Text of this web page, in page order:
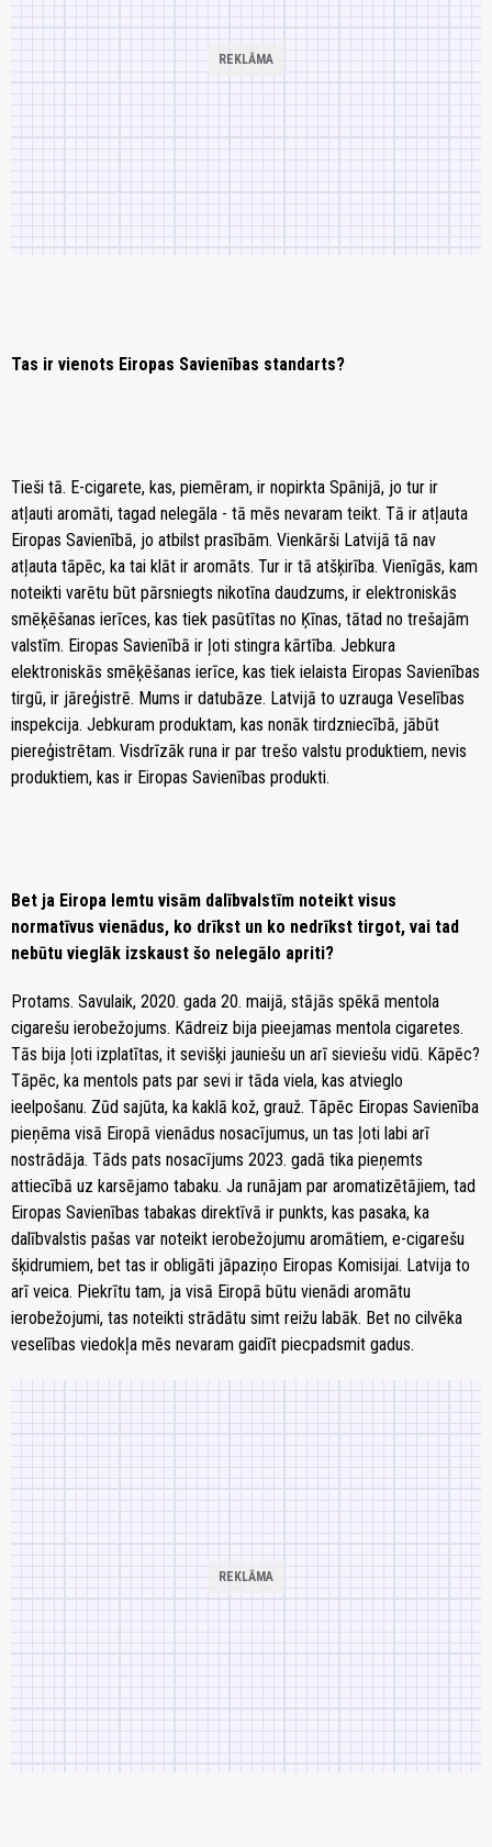
Tas ir vienots Eiropas Savienības standarts?
Tieši tā. E-cigarete, kas, piemēram, ir nopirkta Spānijā, jo tur ir
atļauti aromāti, tagad nelegāla - tā mēs nevaram teikt. Tā ir atļauta
Eiropas Savienībā, jo atbilst prasībām. Vienkārši Latvijā tā nav
atļauta tāpēc, ka tai klāt ir aromāts. Tur ir tā atšķirība. Vienīgās, kam
noteikti varētu būt pārsniegts nikotīna daudzums, ir elektroniskās
smēķēšanas ierīces, kas tiek pasūtītas no Ķīnas, tātad no trešajām
valstīm. Eiropas Savienībā ir ļoti stingra kārtība. Jebkura
elektroniskās smēķēšanas ierīce, kas tiek ielaista Eiropas Savienības
tirgū, ir jāreģistrē. Mums ir datubāze. Latvijā to uzrauga Veselības
inspekcija. Jebkuram produktam, kas nonāk tirdzniecībā, jābūt
piereģistrētam. Visdrīzāk runa ir par trešo valstu produktiem, nevis
produktiem, kas ir Eiropas Savienības produkti.
Bet ja Eiropa lemtu visām dalībvalstīm noteikt visus
normatīvus vienādus, ko drīkst un ko nedrīkst tirgot, vai tad
nebūtu vieglāk izskaust šo nelegālo apriti?
Protams. Savulaik, 2020. gada 20. maijā, stājās spēkā mentola
cigarešu ierobežojums. Kādreiz bija pieejamas mentola cigaretes.
Tās bija ļoti izplatītas, it sevišķi jauniešu un arī sieviešu vidū. Kāpēc?
Tāpēc, ka mentols pats par sevi ir tāda viela, kas atvieglo
ieelpošanu. Zūd sajūta, ka kaklā kož, grauž. Tāpēc Eiropas Savienība
pieņēma visā Eiropā vienādus nosacījumus, un tas ļoti labi arī
nostrādāja. Tāds pats nosacījums 2023. gadā tika pieņemts
attiecībā uz karsējamo tabaku. Ja runājam par aromatizētājiem, tad
Eiropas Savienības tabakas direktīvā ir punkts, kas pasaka, ka
dalībvalstis pašas var noteikt ierobežojumu aromātiem, e-cigarešu
šķidrumiem, bet tas ir obligāti jāpaziņo Eiropas Komisijai. Latvija to
arī veica. Piekrītu tam, ja visā Eiropā būtu vienādi aromātu
ierobežojumi, tas noteikti strādātu simt reižu labāk. Bet no cilvēka
veselības viedokļa mēs nevaram gaidīt piecpadsmit gadus.